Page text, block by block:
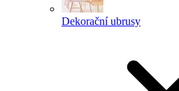
Dekorační ubrusy